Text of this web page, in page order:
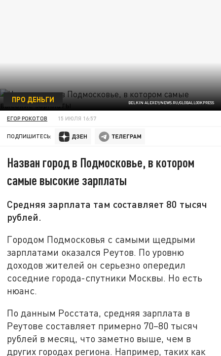
BELKIN ALEXEY/NEWS.RU/GLOBALLOOKPRESS
ПРО ДЕНЬГИ
ЕГОР РОКОТОВ 15 ИЮЛЯ 16:57
ПОДПИШИТЕСЬ:
Назван город в Подмосковье, в котором
самые высокие зарплаты
Средняя зарплата там составляет 80 тысяч
рублей.
Городом Подмосковья с самыми щедрыми
зарплатами оказался Реутов. По уровню
доходов жителей он серьезно опередил
соседние города-спутники Москвы. Но есть
нюанс.
По данным Росстата, средняя зарплата в
Реутове составляет примерно 70–80 тысяч
рублей в месяц, что заметно выше, чем в
других городах региона. Например, таких как